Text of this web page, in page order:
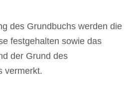
des Grundbuchs werden die
festgehalten sowie das
der Grund des
vermerkt.